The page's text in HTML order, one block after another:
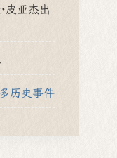
皮亚杰出
历史事件